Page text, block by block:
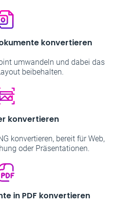
konvertieren
umwandeln und dabei das
beibehalten.
konvertieren
konvertieren, bereit für Web,
oder Präsentationen.
in PDF konvertieren